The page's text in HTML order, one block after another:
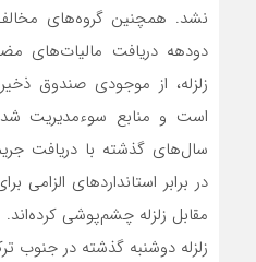
نشد. همچنین گروه‌های
دو‌دهه دریافت مالیات‌های
زلزله، از موجودی صندوق
است و منابع سوءمدیریت
سال‌های گذشته با دریافت
در برابر استانداردهای الزامی
مقابل زلزله چشم‌پوشی کرده‌اند.
زلزله دوشنبه گذشته در جنوب